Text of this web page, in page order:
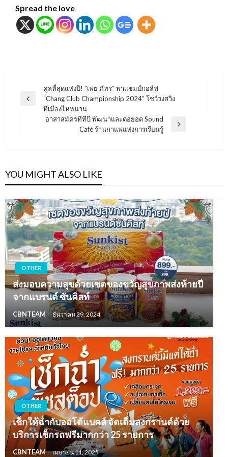
Spread the love
แนะแนว
เรื่อง
Previous
คูลที่สุดแห่งปี! “เฟย ภัทร” พาแชมป์กอล์ฟ
“Chang Club Championship 2024” โชว์วงสวิง
ที่เมืองไห่หนาน
อาสาสมัครทีทีบี พัฒนาและต่อยอด Sound
Café ร้านกาแฟแห่งการเรียนรู้
YOU MIGHT ALSO LIKE
OTHER
ส่งมอบความสุขด้วยเซตของขวัญสุขภาพส่งท้ายปี
จากแบรนด์ ซันคิสท์
CBNTEAM ธันวาคม 29, 2024
OTHER
เช็กให้ฉ่ำกับออโต้แบคส์ จัดเต็มสงกรานต์ด้วย
บริการเช็กรถฟรีมากกว่า 25 รายการ
CBNTEAM เมษายน 11, 2025